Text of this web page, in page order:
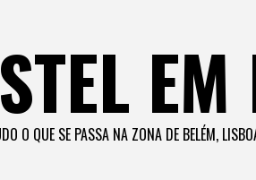
EM
O QUE SE PASSA NA ZONA DE BELÉM,